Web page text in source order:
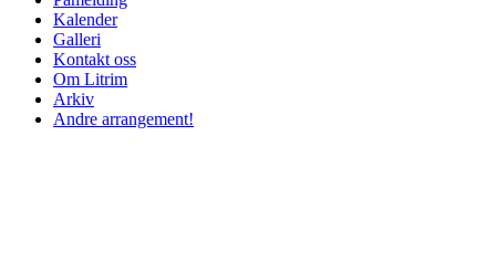
Kalender
Galleri
Kontakt oss
Om Litrim
Arkiv
Andre arrangement!